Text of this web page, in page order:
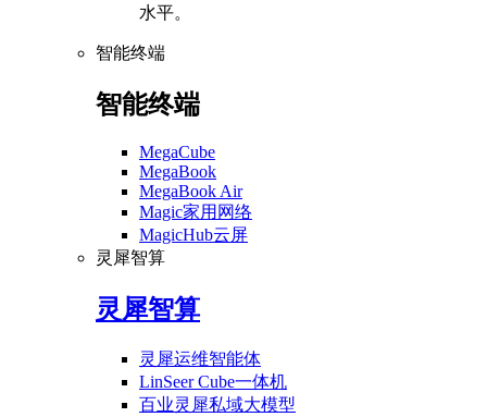
水平。
智能终端
智能终端
MegaCube
MegaBook
MegaBook Air
Magic家用网络
MagicHub云屏
灵犀智算
灵犀智算
灵犀运维智能体
LinSeer Cube一体机
百业灵犀私域大模型